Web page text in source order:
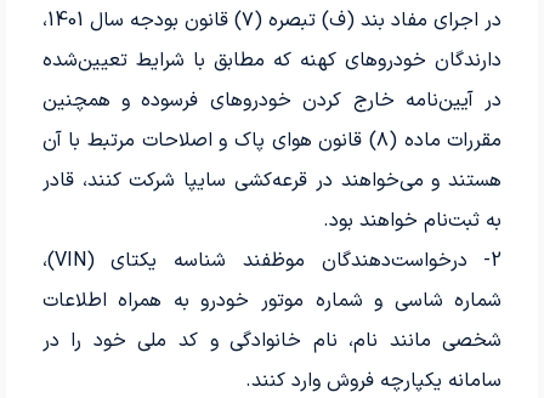
در اجرای مفاد بند (ف) تبصره (۷) قانون بودجه سال 1401،
دارندگان خودروهای کهنه که مطابق با شرایط تعیین‌شده
در آیین‌نامه خارج کردن خودروهای فرسوده و همچنین
مقررات ماده (۸) قانون هوای پاک و اصلاحات مرتبط با آن
هستند و می‌خواهند در قرعه‌کشی سایپا شرکت کنند، قادر
به ثبت‌نام خواهند بود.
2- درخواست‌دهندگان موظفند شناسه یکتای (VIN)،
شماره شاسی و شماره موتور خودرو به همراه اطلاعات
شخصی مانند نام، نام خانوادگی و کد ملی خود را در
سامانه یکپارچه فروش وارد کنند.